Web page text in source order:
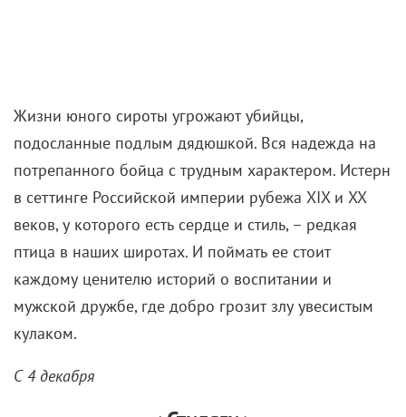
Жизни юного сироты угрожают убийцы,
подосланные подлым дядюшкой. Вся надежда на
потрепанного бойца с трудным характером. Истерн
в сеттинге Российской империи рубежа XIX и XX
веков, у которого есть сердце и стиль, – редкая
птица в наших широтах. И поймать ее стоит
каждому ценителю историй о воспитании и
мужской дружбе, где добро грозит злу увесистым
кулаком.
С 4 декабря